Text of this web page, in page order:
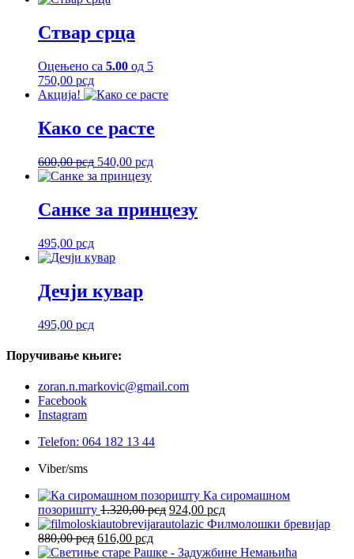
Ствар срца
Оцењено са 5.00 од 5
750,00 рсд
Акција!
Како се расте
600,00рсд Оригинална
цена
600,00 рсд.
540,00 рсдТренутна
Санке за принцезу
495,00 рсд
Дечји кувар
495,00 рсд
Поручивање књиге:
zoran.n.markovic@gmail.com
Facebook
Instagram
Telefon: 064 182 13 44
Viber/sms
Ка сиромашном
позоришту 1.320,00рсд Оригинална
цена
била:
924,00 рсдТренутна
цена
924,00 рсд.
Филмолошки бревијар
880,00рсд Оригинална
цена
616,00 рсдТренутна
цена